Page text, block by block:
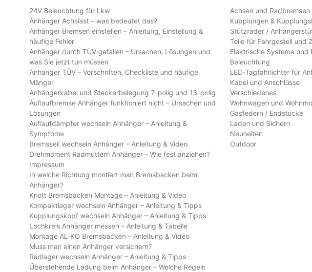
24V Beleuchtung für Lkw
Anhänger Achslast – was bedeutet das?
Anhänger Bremsen einstellen – Anleitung, Einstellung &
häufige Fehler
Anhänger durch TÜV gefallen – Ursachen, Lösungen und
was Sie jetzt tun müssen
Anhänger TÜV – Vorschriften, Checkliste und häufige
Mängel
Anhängerkabel und Steckerbelegung 7-polig und 13-polig
Auflaufbremse Anhänger funktioniert nicht – Ursachen und
Lösungen
Auflaufdämpfer wechseln Anhänger – Anleitung &
Symptome
Bremsseil wechseln Anhänger – Anleitung & Video
Drehmoment Radmuttern Anhänger – Wie fest anziehen?
Impressum
In welche Richtung montiert man Bremsbacken beim
Anhänger?
Knott Bremsbacken Montage – Anleitung & Video
Kompaktlager wechseln Anhänger – Anleitung & Tipps
Kupplungskopf wechseln Anhänger – Anleitung & Tipps
Lochkreis Anhänger messen – Anleitung & Tabelle
Montage AL-KO Bremsbacken – Anleitung & Video
Muss man einen Anhänger versichern?
Radlager wechseln Anhänger – Anleitung & Tipps
Überstehende Ladung beim Anhänger – Welche Regeln
Achsen und Radbremsen
Kupplungen &
Stützräder /
Teile für Fahrgestell und
Elektrische Systeme und
Beleuchtung
LED-Tagfahrlichter für
Kabel und Anschlüsse
Verschiedenes
Wohnwagen und
Gasfedern / Endstücke
Laden und Sichern
Neuheiten
Outdoor